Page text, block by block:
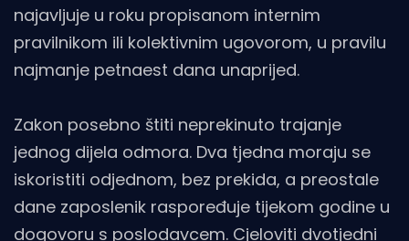
najavljuje u roku propisanom internim
pravilnikom ili kolektivnim ugovorom, u pravilu
najmanje petnaest dana unaprijed.
Zakon posebno štiti neprekinuto trajanje
jednog dijela odmora. Dva tjedna moraju se
iskoristiti odjednom, bez prekida, a preostale
dane zaposlenik raspoređuje tijekom godine u
dogovoru s poslodavcem. Cjeloviti dvotjedni